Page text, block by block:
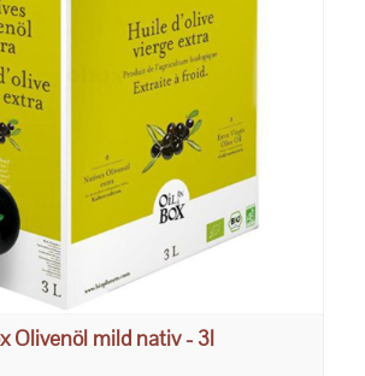
Olivenöl mild nativ - 3l